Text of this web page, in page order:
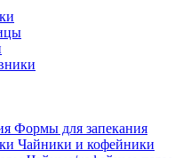
Формы для запекания
Чайники и кофейники